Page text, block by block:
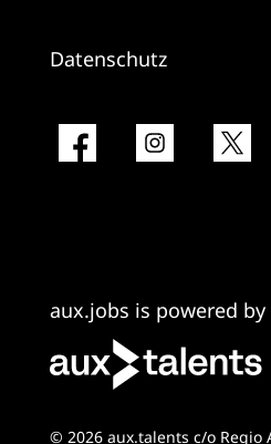
Datenschutz
aux.jobs is powered by
© 2026 aux.talents c/o